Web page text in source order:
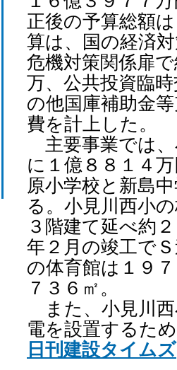
正後の予算総額
算は、国の経済
危機対策関係扉
万、公共投資臨
の他国庫補助金
費を計上した。
主要事業では、
に１億８８１４
原小学校と新島
る。小見川西小
３階建て延べ約
年２月の竣工で
の体育館は１９
７３６㎡。
また、小見川西
電を設置するた
日刊建設タイムズ